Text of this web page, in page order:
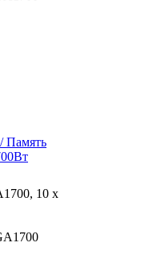
Память
10 x